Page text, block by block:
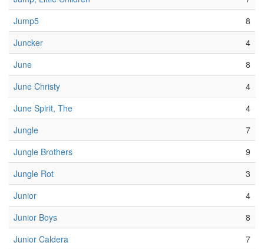
Jump5
8
Juncker
4
June
8
June Christy
4
June Spirit, The
4
Jungle
7
Jungle Brothers
9
Jungle Rot
3
Junior
4
Junior Boys
8
Junior Caldera
7